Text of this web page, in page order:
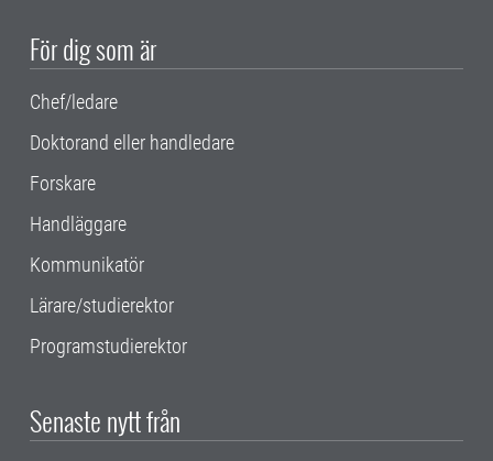
För dig som är
Chef/ledare
Doktorand eller handledare
Forskare
Handläggare
Kommunikatör
Lärare/studierektor
Programstudierektor
Senaste nytt från